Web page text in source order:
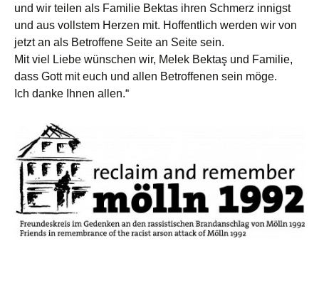
und wir teilen als Familie Bektas ihren Schmerz innigst
und aus vollstem Herzen mit. Hoffentlich werden wir von
jetzt an als Betroffene Seite an Seite sein.
Mit viel Liebe wünschen wir, Melek Bektaş und Familie,
dass Gott mit euch und allen Betroffenen sein möge.
Ich danke Ihnen allen.“